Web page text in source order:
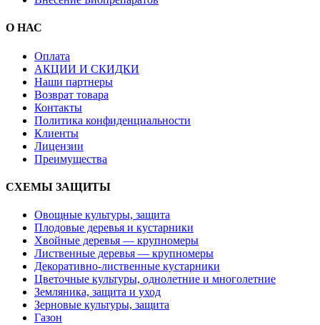
О НАС
Оплата
АКЦИИ И СКИДКИ
Наши партнеры
Возврат товара
Контакты
Политика конфиденциальности
Клиенты
Лицензии
Преимущества
СХЕМЫ ЗАЩИТЫ
Овощные культуры, защита
Плодовые деревья и кустарники
Хвойные деревья — крупномеры
Лиственные деревья — крупномеры
Декоративно-лиственные кустарники
Цветочные культуры, однолетние и многолетние
Земляника, защита и уход
Зерновые культуры, защита
Газон